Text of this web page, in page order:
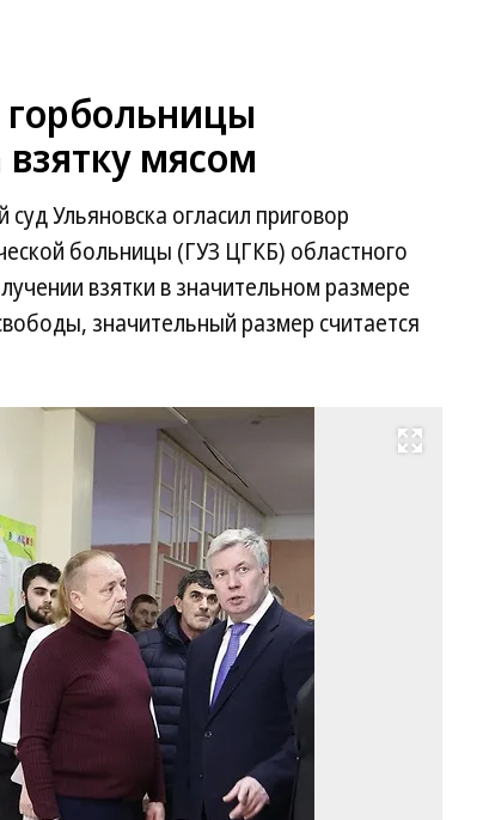
горбольницы
мясом
Ульяновска огласил приговор
больницы (ГУЗ ЦГКБ) областного
взятки в значительном размере
значительный размер считается
Развернуть на весь экран